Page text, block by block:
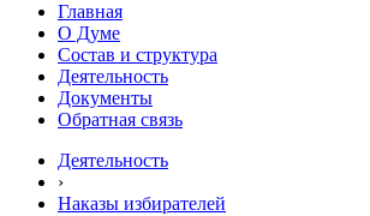
Главная
О Думе
Состав и структура
Деятельность
Документы
Обратная связь
Деятельность
›
Наказы избирателей